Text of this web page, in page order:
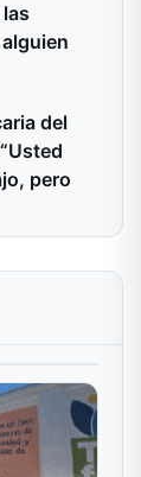
del
pero